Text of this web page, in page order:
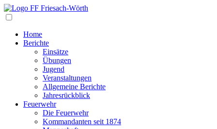
Home
Berichte
Einsätze
Übungen
Jugend
Veranstaltungen
Allgemeine Berichte
Jahresrückblick
Feuerwehr
Die Feuerwehr
Kommandanten seit 1874